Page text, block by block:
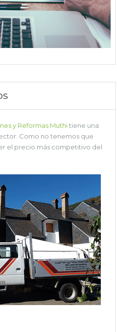
y Reformas Muthitiene una
Como no tenemos que
el precio más competitivo del